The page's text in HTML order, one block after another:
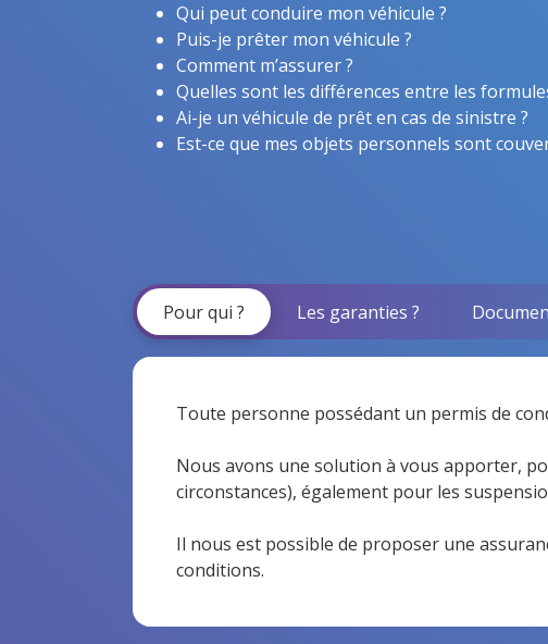
Qui peut conduire mon véhicule ?
Puis-je prêter mon véhicule ?
Comment m’assurer ?
Quelles sont les différences entre les
Ai-je un véhicule de prêt en cas de sinistre ?
Est-ce que mes objets personnels sont
Pour qui ? Les garanties ?
Toute personne possédant un permis de
Nous avons une solution à vous apporter,
circonstances), également pour les
Il nous est possible de proposer une
conditions.